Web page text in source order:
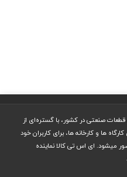
صنعتی در کشور، با گستره‌ای از
ها و کارخانه ها، برای کاربران خود
میشود. ای اس تی کالا نماینده